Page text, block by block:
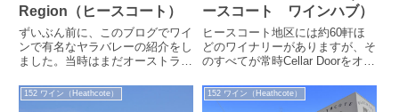
Region（ヒースコート）
ずいぶん前に、このブログでワイ
ンで有名なヤラバレーの紹介をし
ました。当時はまだオーストラリ
で、ワインといえばヤラだったの
ですが、その...
ースコート ワインハブ）
ヒースコート地区には約60軒ほ
どのワイナリーがありますが、そ
のすべてが常時Cellar Doorをオー
インを購入できたりするわけで...
152 ワイン（Heathcote） 152 ワイン（Heathcote）